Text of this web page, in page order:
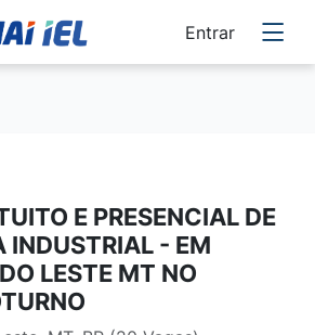
Entrar
E PRESENCIAL DE
INDUSTRIAL - EM
LESTE MT NO